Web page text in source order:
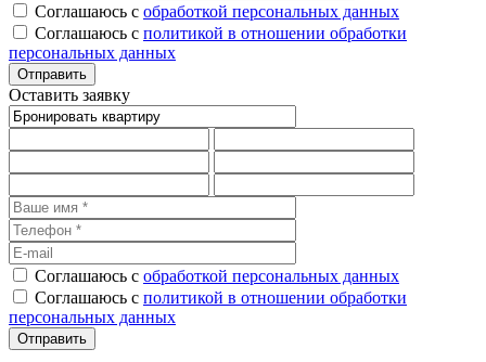
Соглашаюсь с обработкой персональных данных
Соглашаюсь с политикой в отношении обработки
персональных данных
Оставить заявку
Соглашаюсь с обработкой персональных данных
Соглашаюсь с политикой в отношении обработки
персональных данных